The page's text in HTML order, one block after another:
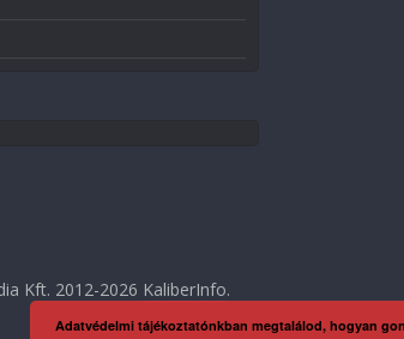
Kft. 2012-2026 KaliberInfo.
Adatvédelmi tájékoztatónkban megtalálod, hogyan